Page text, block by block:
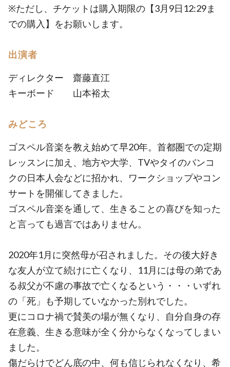
※ただし、チケットは購入期限の【3月9日12:29ま
での購入】をお願いします。
出演者
ディレクター 齋藤直江
キーボード 山本裕太
みどころ
ゴスペル音楽を教え始めて早20年。首都圏での定期
レッスンに加え、地方や大学、TVやタイのバンコ
クの日本人会などに招かれ、ワークショップやコン
サートを開催してきました。
ゴスペル音楽を通して、生きることの喜びを知った
と言っても過言ではありません。
2020年1月に突然母が召されました。その後大好き
な友人が立て続けに亡くなり、11月には母の弟であ
る叔父が不慮の事故で亡くなるという・・・いずれ
の「死」も予期していなかった別れでした。
更にコロナ禍で賛美の場が無くなり、自分自身の存
在意義、生きる意味が全く分からなくなってしまい
ました。
傷だらけでどん底の中、何も信じられなくなり、希